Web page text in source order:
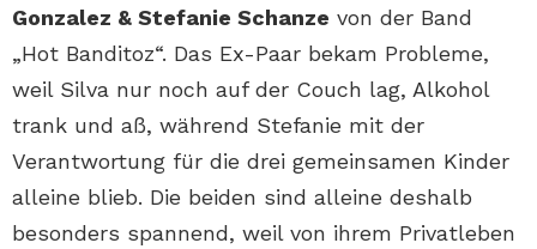
Gonzalez & Stefanie Schanze von der Band
„Hot Banditoz“. Das Ex-Paar bekam Probleme,
weil Silva nur noch auf der Couch lag, Alkohol
trank und aß, während Stefanie mit der
Verantwortung für die drei gemeinsamen Kinder
alleine blieb. Die beiden sind alleine deshalb
besonders spannend, weil von ihrem Privatleben